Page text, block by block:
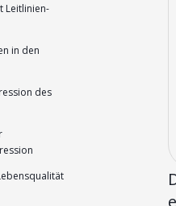
Leitlinien-
in den
des